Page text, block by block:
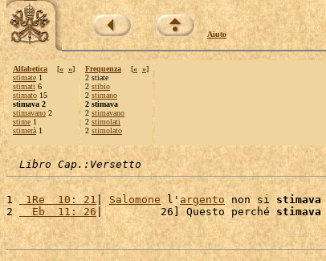
Aiuto
Alfabetica [« »]
stimate 1
stimati 6
stimato 15
stimava 2
stimavano 2
stime 1
stimerà 1
Frequenza [« »]
2 stiate
2 stibio
2 stimano
2 stimava
2 stimavano
2 stimolati
2 stimolato
Libro Cap.:Versetto
1 1Re  10: 21| Salomone l' argento non si stimava
2
  Eb  11: 26
|         26] Questo perché stimava